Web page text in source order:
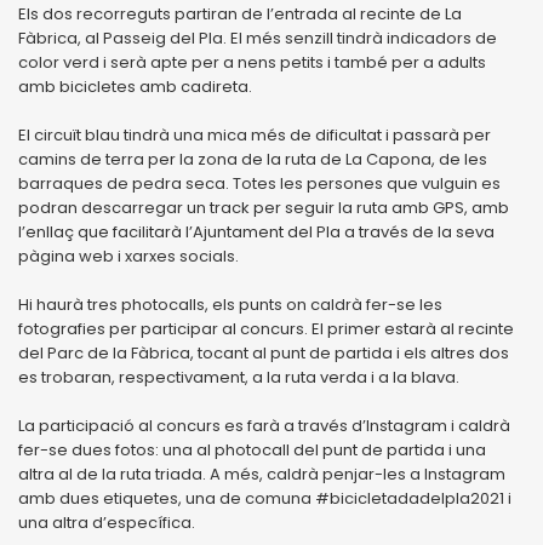
Els dos recorreguts partiran de l’entrada al recinte de La
Fàbrica, al Passeig del Pla. El més senzill tindrà indicadors de
color verd i serà apte per a nens petits i també per a adults
amb bicicletes amb cadireta.
El circuït blau tindrà una mica més de dificultat i passarà per
camins de terra per la zona de la ruta de La Capona, de les
barraques de pedra seca. Totes les persones que vulguin es
podran descarregar un track per seguir la ruta amb GPS, amb
l’enllaç que facilitarà l’Ajuntament del Pla a través de la seva
pàgina web i xarxes socials.
Hi haurà tres photocalls, els punts on caldrà fer-se les
fotografies per participar al concurs. El primer estarà al recinte
del Parc de la Fàbrica, tocant al punt de partida i els altres dos
es trobaran, respectivament, a la ruta verda i a la blava.
La participació al concurs es farà a través d’Instagram i caldrà
fer-se dues fotos: una al photocall del punt de partida i una
altra al de la ruta triada. A més, caldrà penjar-les a Instagram
amb dues etiquetes, una de comuna #bicicletadadelpla2021 i
una altra d’específica.